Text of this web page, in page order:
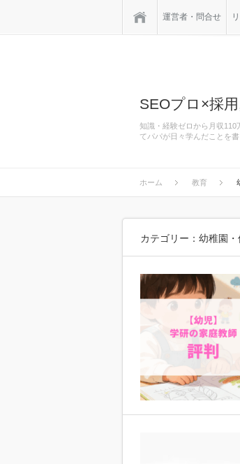
運営者・問合せ
SEOプロ×採
知識・経験ゼロから月収
てパパが日々学んだことを書
ホーム 教育
カテゴリー：幼稚園・